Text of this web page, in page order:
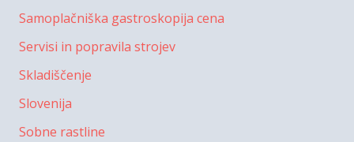
Samoplačniška gastroskopija cena
Servisi in popravila strojev
Skladiščenje
Slovenija
Sobne rastline